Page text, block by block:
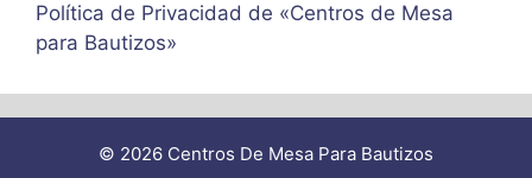
Política de Privacidad de «Centros de Mesa
para Bautizos»
© 2026 Centros De Mesa Para Bautizos